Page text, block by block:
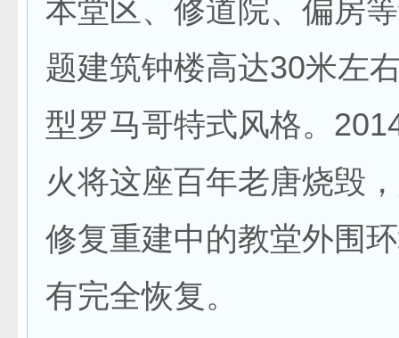
本堂区、修道院、偏房
题建筑钟楼高达30米左
型罗马哥特式风格。
火将这座百年老唐烧毁
修复重建中的教堂外围
有完全恢复。